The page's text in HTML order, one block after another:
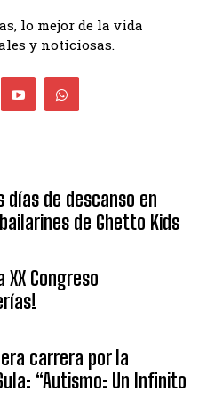
lo mejor de la vida
y noticiosas.
de descanso en
de Ghetto Kids
Congreso
carrera por la
“Autismo: Un Infinito